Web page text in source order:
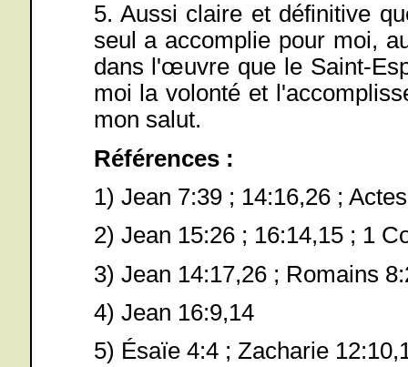
5. Aussi claire et définitive
seul a accomplie pour moi,
dans l'œuvre que le Saint-
moi la volonté et
mon salut.
Références :
1) Jean 7:39 ; 14:16,26 ;
2) Jean 15:26 ; 16:14,15 ; 1
3) Jean 14:17,26 ; Romains
4) Jean 16:9,14
5) Ésaïe 4:4 ; Zacharie